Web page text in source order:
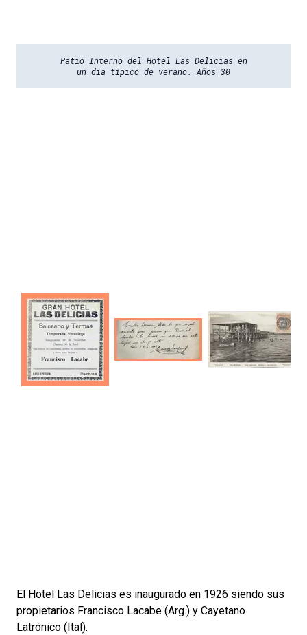
Patio Interno del Hotel Las Delicias en
un día típico de verano. Años 30
El Hotel Las Delicias es inaugurado en 1926 siendo sus
propietarios Francisco Lacabe (Arg.) y Cayetano
Latrónico (Ital).